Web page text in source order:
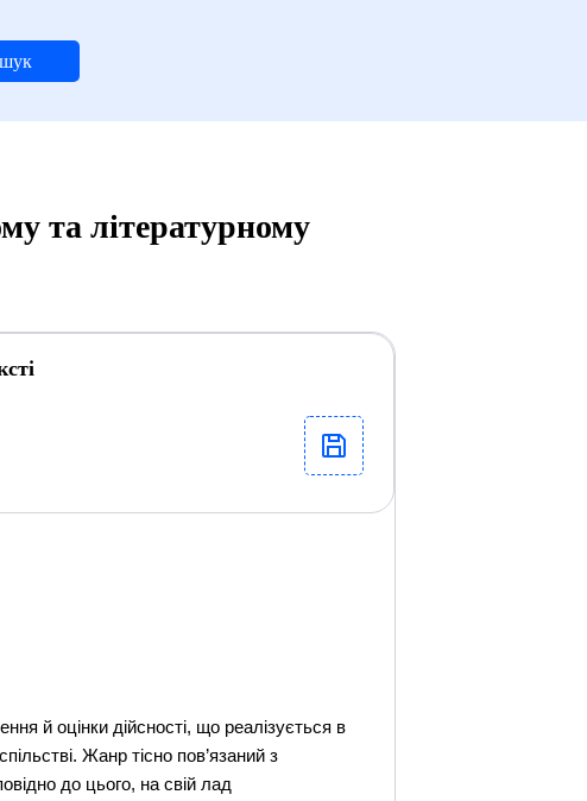
та літературному
й оцінки дійсності, що реалізується в
Жанр тісно пов’язаний з
до цього, на свій лад